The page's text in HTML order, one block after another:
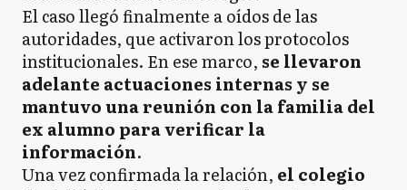
El caso llegó finalmente a oídos de las
autoridades, que activaron los protocolos
institucionales. En ese marco, se llevaron
adelante actuaciones internas y se
mantuvo una reunión con la familia del
ex alumno para verificar la
información.
Una vez confirmada la relación, el colegio